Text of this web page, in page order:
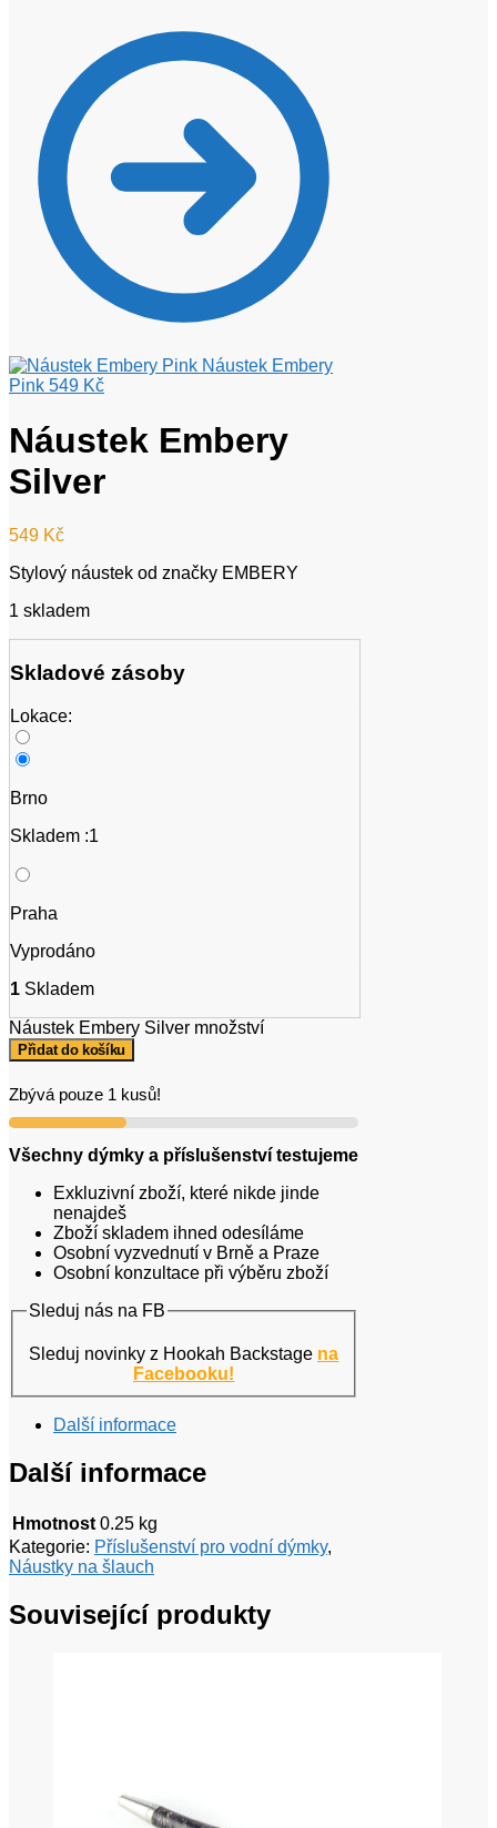
Náustek Embery
Pink 549 Kč
Náustek Embery
Silver
549 Kč
Stylový náustek od značky EMBERY
1 skladem
Skladové zásoby
Lokace:
Brno
Skladem :1
Praha
Vyprodáno
1 Skladem
Náustek Embery Silver množství
Přidat do košíku
Zbývá pouze 1 kusů!
Všechny dýmky a příslušenství testujeme
Exkluzivní zboží, které nikde jinde
nenajdeš
Zboží skladem ihned odesíláme
Osobní vyzvednutí v Brně a Praze
Osobní konzultace při výběru zboží
Sleduj nás na FB
Sleduj novinky z Hookah Backstage na
Facebooku!
Další informace
Další informace
Hmotnost 0.25 kg
Kategorie: Příslušenství pro vodní dýmky,
Náustky na šlauch
Související produkty